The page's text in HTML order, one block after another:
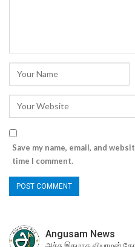
Save my name, email, and
time I comment.
Angusam News
அச்சு இதழாக வியாழன்